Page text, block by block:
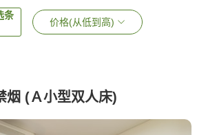
条
价格(从低到高)
烟 (Ａ小型双人床)